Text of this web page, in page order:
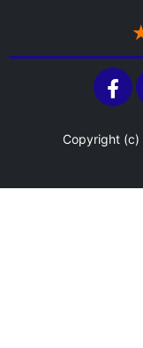
Copyright (c)